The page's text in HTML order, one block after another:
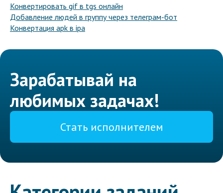
Конвертировать gif в tgs онлайн
Добавление людей в группу через телеграм-бот
Конвертация apk в ipa
Зарабатывай на
любимых задачах!
Стать исполнителем